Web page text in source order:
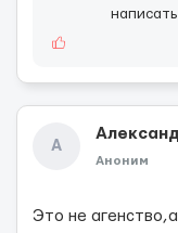
А
Аноним
Это не